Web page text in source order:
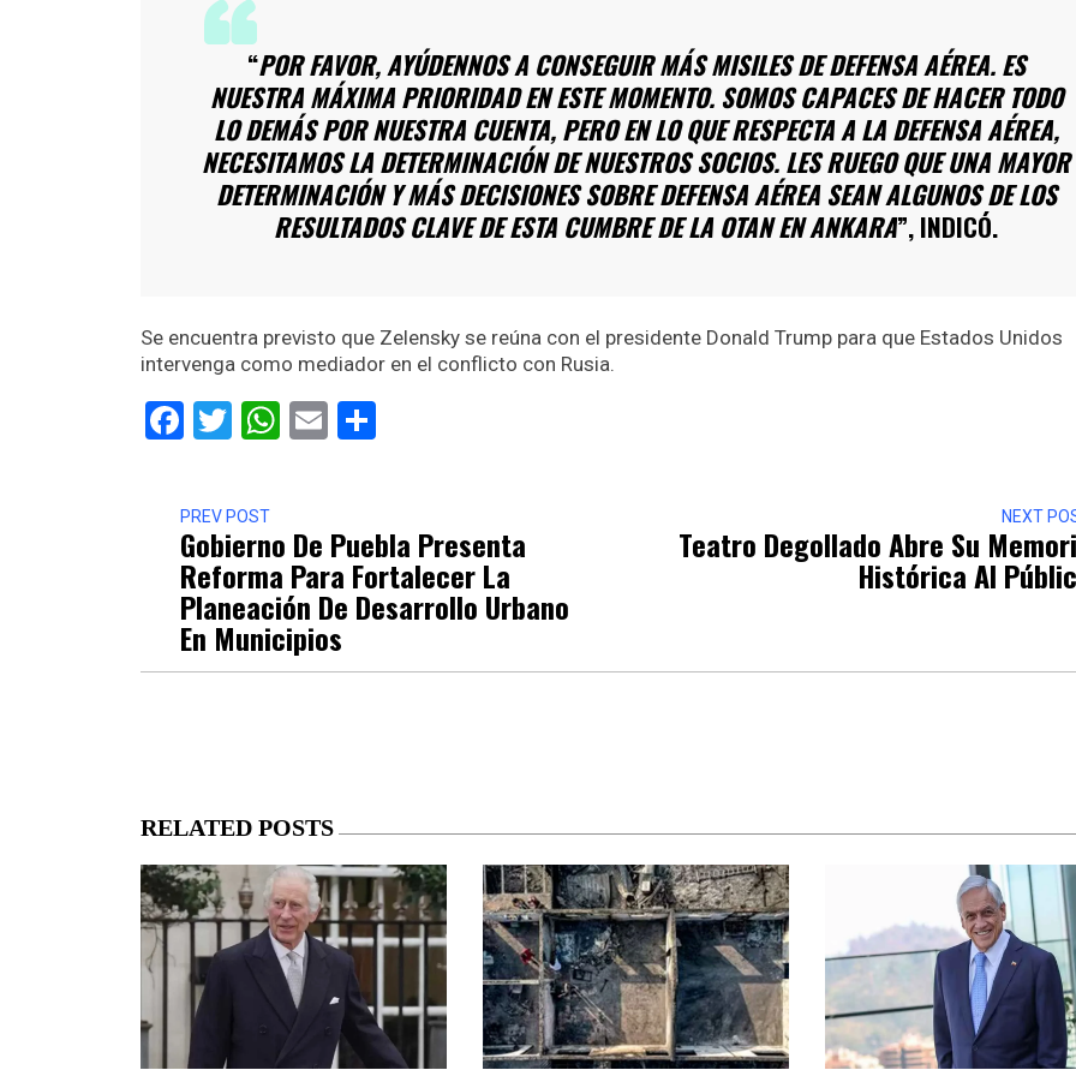
“POR FAVOR, AYÚDENNOS A CONSEGUIR MÁS MISILES DE DEFENSA AÉREA. ES
NUESTRA MÁXIMA PRIORIDAD EN ESTE MOMENTO. SOMOS CAPACES DE HACER TODO
LO DEMÁS POR NUESTRA CUENTA, PERO EN LO QUE RESPECTA A LA DEFENSA AÉREA,
NECESITAMOS LA DETERMINACIÓN DE NUESTROS SOCIOS. LES RUEGO QUE UNA MAYOR
DETERMINACIÓN Y MÁS DECISIONES SOBRE DEFENSA AÉREA SEAN ALGUNOS DE LOS
RESULTADOS CLAVE DE ESTA CUMBRE DE LA OTAN EN ANKARA”, INDICÓ.
Se encuentra previsto que Zelensky se reúna con el presidente Donald Trump para que Estados Unidos
intervenga como mediador en el conflicto con Rusia.
Facebook
Twitter
WhatsApp
Email
PREV POST
Gobierno De Puebla Presenta
Reforma Para Fortalecer La
Planeación De Desarrollo Urbano
En Municipios
NEXT
Teatro Degollado Abre Su
Histórica Al
RELATED POSTS